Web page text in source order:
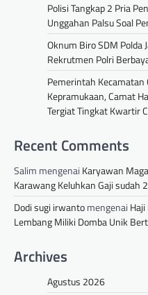
Polisi Tangkap 2 Pria
Unggahan Palsu Soal
Oknum Biro SDM Polda
Rekrutmen Polri
Pemerintah Kecamatan
Kepramukaan, Camat
Tergiat Tingkat Kwartir
Recent Comments
Salim mengenai Karyawan
Karawang Keluhkan Gaji sudah
Dodi sugi irwantomengenai
Lembang Miliki Domba Unik
Archives
Agustus 2026